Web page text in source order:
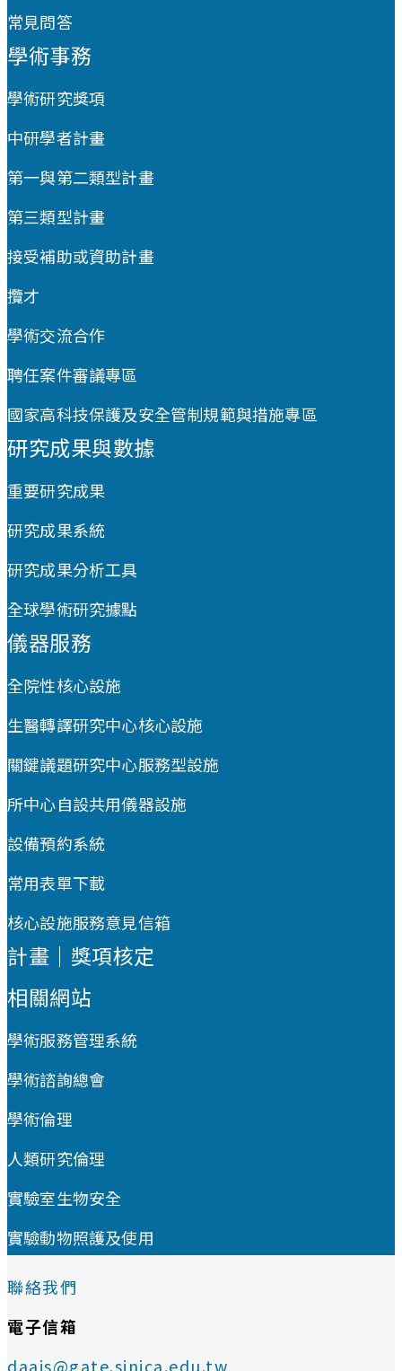
常見問答
學術事務
學術研究獎項
中研學者計畫
第一與第二類型計畫
第三類型計畫
接受補助或資助計畫
攬才
學術交流合作
聘任案件審議專區
國家高科技保護及安全管制規範與措施專區
研究成果與數據
重要研究成果
研究成果系統
研究成果分析工具
全球學術研究據點
儀器服務
全院性核心設施
生醫轉譯研究中心核心設施
關鍵議題研究中心服務型設施
所中心自設共用儀器設施
設備預約系統
常用表單下載
核心設施服務意見信箱
計畫｜獎項核定
相關網站
學術服務管理系統
學術諮詢總會
學術倫理
人類研究倫理
實驗室生物安全
實驗動物照護及使用
聯絡我們
電子信箱
daais@gate.sinica.edu.tw